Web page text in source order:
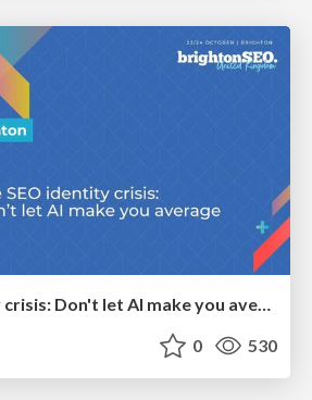
The SEO identity crisis: Don't let AI make you average
0 530